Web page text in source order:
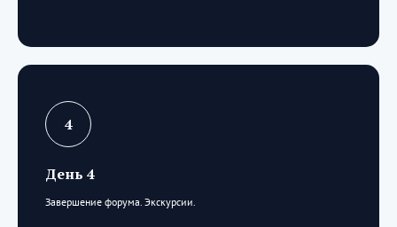
День 4
Завершение форума. Экскурсии.